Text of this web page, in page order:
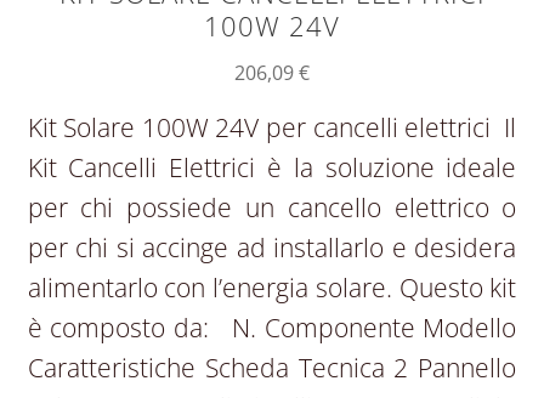
100W 24V
206,09€
Kit Solare 100W 24V per cancelli elettrici Il
Kit Cancelli Elettrici è la soluzione ideale
per chi possiede un cancello elettrico o
per chi si accinge ad installarlo e desidera
alimentarlo con l’energia solare. Questo kit
è composto da: N. Componente Modello
Caratteristiche Scheda Tecnica 2 Pannello